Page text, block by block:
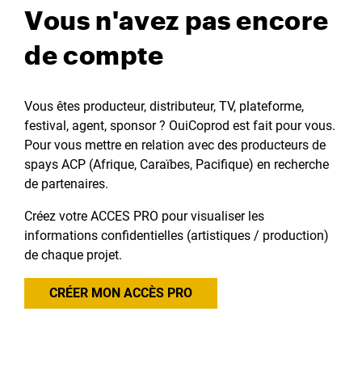
Vous n'avez pas encore
de compte
Vous êtes producteur, distributeur, TV, plateforme,
festival, agent, sponsor ? OuiCoprod est fait pour vous.
Pour vous mettre en relation avec des producteurs de
spays ACP (Afrique, Caraïbes, Pacifique) en recherche
de partenaires.
Créez votre ACCES PRO pour visualiser les
informations confidentielles (artistiques / production)
de chaque projet.
CRÉER MON ACCÈS PRO